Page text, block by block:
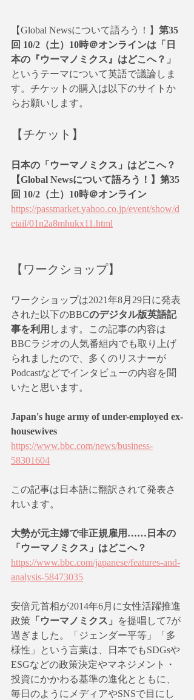
【Global Newsについて語ろう！】 第35
回 10/2（土）10時＠オンラインは「日
本の『ウーマノミクス』はどこへ？」
というテーマについて英語で議論しま
す。チケットの購入は以下のサイトか
らお願いします。
【チケット】
日本の「ウーマノミクス」はどこへ？
【Global Newsについて語ろう！】第35
回 10/2（土）10時＠オンライン
https://passmarket.yahoo.co.jp/event/show/d
etail/01n2a8mhukx11.html
【ワークショップ】
ワークショップは2021年8月29日に発表
された以下のBBCのデジタル版英語記
事を利用 します。この記事の内容は
BBCラジオの人気番組内でも取り上げ
られましたので、多くのリスナーが
Podcastなどでインタビューの内容を聞
いたと思います。
Japan's huge army of under-employed ex-
housewives
https://www.bbc.com/news/business-
58301604
この記事は日本語に翻訳されて発表さ
れいます。
大勢が元主婦で非正規雇用……日本の
「ウーマノミクス」はどこへ？
https://www.bbc.com/japanese/features-and-
analysis-58473035
安倍元首相が2014年6月に女性活躍推進
政策 「ウーマノミクス」
を提唱して7が
過ぎました。「ジェンダー平等」「多
様性」という言葉は、日本でもSDGsや
ESGなどの政策決定やマネジメント・
投資にかかわる基準の進化とともに、
毎日のようにメディアやSNSで目にし